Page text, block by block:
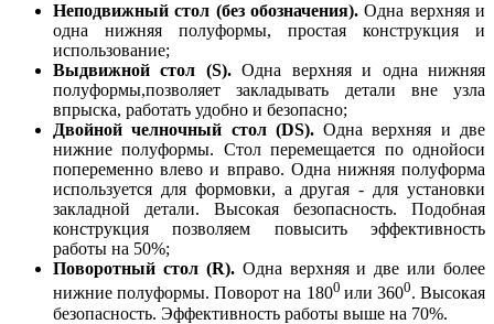
Неподвижный стол (без обозначения). Одна верхняя и
одна нижняя полуформы, простая конструкция и
использование;
Выдвижной стол (S).Одна верхняя и одна нижняя
полуформы,позволяет закладывать детали вне узла
впрыска, работать удобно и безопасно;
Двойной челночный стол (DS).Одна верхняя и две
нижние полуформы. Стол перемещается по однойоси
попеременно влево и вправо. Одна нижняя полуформа
используется для формовки, а другая - для установки
закладной детали. Высокая безопасность. Подобная
конструкция позволяем повысить эффективность
работы на 50%;
Поворотный стол (R).Одна верхняя и две или более
нижние полуформы. Поворот на 1800 или 3600. Высокая
безопасность. Эффективность работы выше на 70%.